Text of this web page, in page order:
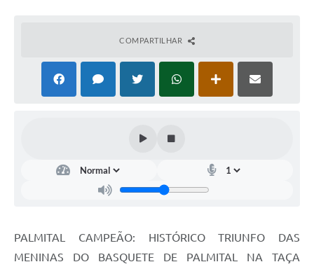
COMPARTILHAR
PALMITAL CAMPEÃO: HISTÓRICO TRIUNFO DAS
MENINAS DO BASQUETE DE PALMITAL NA TAÇA